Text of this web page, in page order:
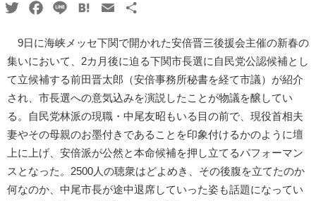
TwitterFacebook
Line HatenaEmail
9日に海峡メッセ下関で開かれた安倍晋三後援会主催の新春の
集いにおいて、2カ月後に迫る下関市長選に自民党公認候補とし
て立候補する前田晋太郎（安倍事務所秘書を経て市議）が紹介
され、市長選への意気込みを演説したことが物議を醸してい
る。自民党林派の現職・中尾友昭もいる目の前で、現役首相夫
妻やその母親のお墨付きであることを印象付けるかのように壇
上に上げ、安倍派が公然と本命候補を押し立てるパフォーマン
スとなった。2500人の聴衆はどよめき、その後腹を立てたのか
何なのか、中尾市長が途中退席していった姿も話題になってい